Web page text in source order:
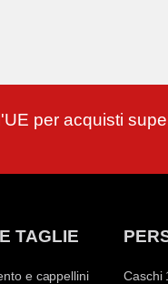
per acquisti
TAGLIE
e cappellini Caschi